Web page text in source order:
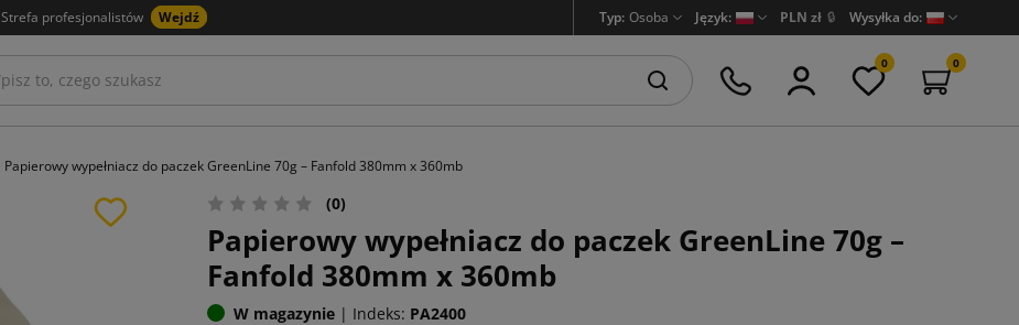
Strefa profesjonalistów Wejdź Typ: Osoba Język: PLN zł 🔒 Wysyłka do:
0 0
Papierowy wypełniacz do paczek GreenLine 70g – Fanfold 380mm x 360mb
(0)
Papierowy wypełniacz do paczek GreenLine 70g –
Fanfold 380mm x 360mb
W magazynie| Indeks: PA2400